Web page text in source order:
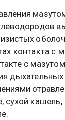
контакта с
с
сухой кашель,